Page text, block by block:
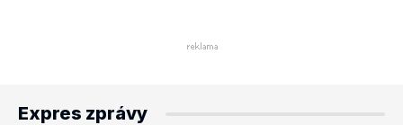
Expres zprávy